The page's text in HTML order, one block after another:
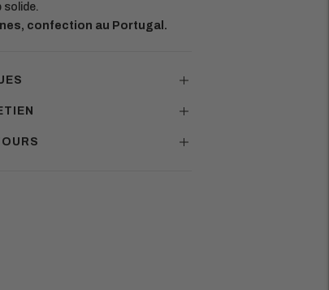
solide.
confection au Portugal.